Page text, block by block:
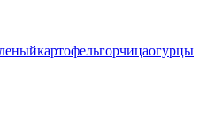
картофельгорчицаогурцы